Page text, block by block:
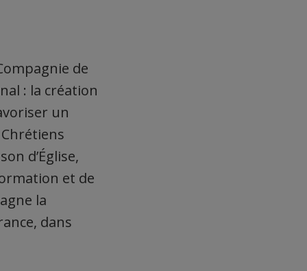
de
: la création
un
d’Église,
et de
la
dans